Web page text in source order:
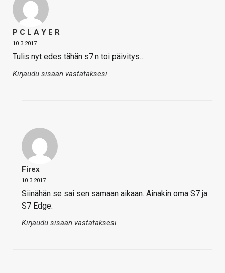
P C L A Y E R
10.3.2017
Tulis nyt edes tähän s7:n toi päivitys…
Kirjaudu sisään vastataksesi
Firex
10.3.2017
Siinähän se sai sen samaan aikaan. Ainakin oma S7 ja
S7 Edge.
Kirjaudu sisään vastataksesi